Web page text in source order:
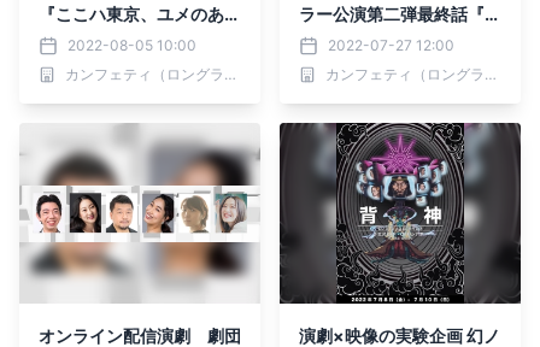
『ここハ東京、ユメのあ
と』上演決定 カンフェテ
ィでチケット発売
2022-08-05 10:00
カンフェティ（ロングランプランニング株式会社）
ラー公演第二弾最終話『苦
くて甘い、 episode3』&
『あいのて episode3』
カンフェティで配信決定
2022-07-27 12:00
カンフェティ（ロングランプランニング株式会社）
オンライン配信演劇 劇団
演劇×映像の実験企画 幻ノ